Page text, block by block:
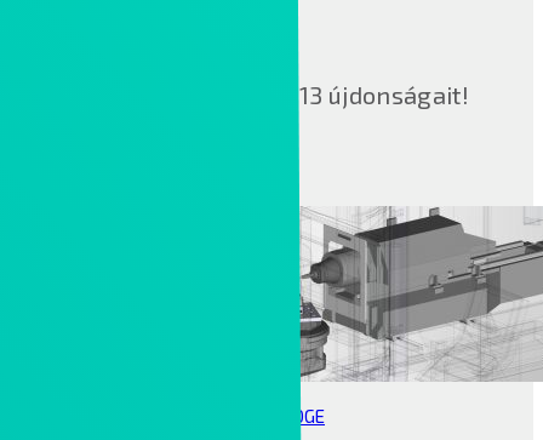
Ismerje meg a Creo 13 újdonságait!
ESPRIT EDGE